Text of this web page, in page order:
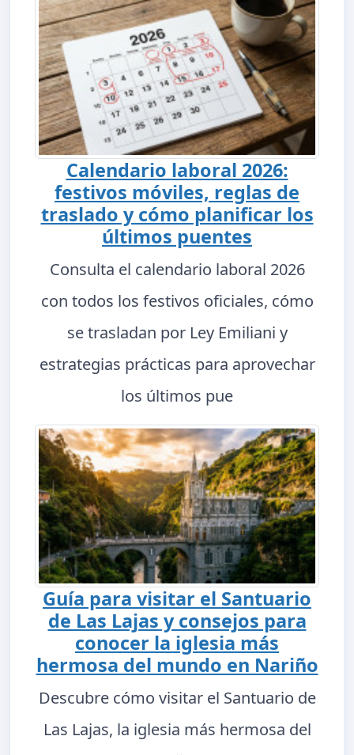
Calendario laboral 2026:
festivos móviles, reglas de
traslado y cómo planificar los
últimos puentes
Consulta el calendario laboral 2026
con todos los festivos oficiales, cómo
se trasladan por Ley Emiliani y
estrategias prácticas para aprovechar
los últimos pue
Guía para visitar el Santuario
de Las Lajas y consejos para
conocer la iglesia más
hermosa del mundo en Nariño
Descubre cómo visitar el Santuario de
Las Lajas, la iglesia más hermosa del